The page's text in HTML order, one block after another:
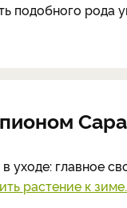
подобного рода
уходе: главное
растение к зиме.